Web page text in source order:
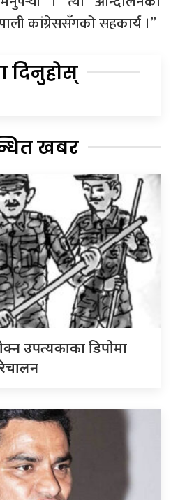
कांग्रेससँगको सहकार्य ।”
दिनुहोस्
खबर
उपत्यकाका डिपोमा